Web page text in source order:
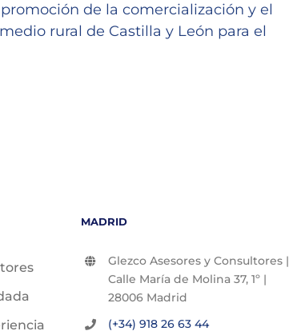
de la comercialización y el
rural de Castilla y León para el
MADRID
Glezco Asesores y Consultores |
Calle María de Molina 37, 1º |
28006 Madrid
(+34) 918 26 63 44